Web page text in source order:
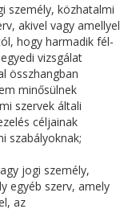
személy, közhatalmi
akivel vagy amellyel
hogy harmadik fél-
vizsgálat
összhangban
minősülnek
szervek általi
céljainak
szabályoknak;
jogi személy,
egyéb szerv, amely
az